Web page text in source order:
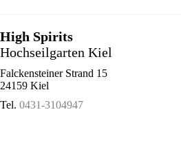
High Spirits
Hochseilgarten Kiel
Falckensteiner Strand 15
24159 Kiel
Tel. 0431-3104947